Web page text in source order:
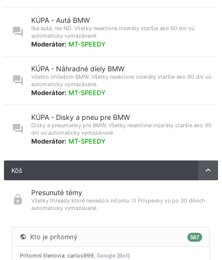
KÚPA - Autá BMW
Iba autá, nie ND. Všetky neaktívne inzeráty staršie ako 90 dní sú
automaticky vymazávané.
Moderátor: MT-SPEEDY
KÚPA - Náhradné diely BMW
Všetko ohľadom BMW. Všetky neaktívne inzeráty staršie ako 90 dní sú
automaticky vymazávané.
Moderátor: MT-SPEEDY
KÚPA - Disky a pneu pre BMW
Disky a pneumatiky pre BMW. Všetky neaktívne inzeráty staršie ako 90
dní sú automaticky vymazávané.
Moderátor: MT-SPEEDY
Kôš
Presunuté témy
Všetky thready ktoré nevedú k ničomu :)) Príspevky sú po 30 dňoch
automaticky vymazávané.
Kto je prítomný 567
Prítomní členovia: carlos999 Google [Bot]